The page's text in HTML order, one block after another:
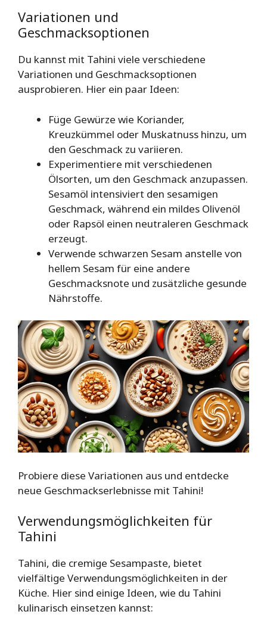
Variationen und
Geschmacksoptionen
Du kannst mit Tahini viele verschiedene
Variationen und Geschmacksoptionen
ausprobieren. Hier ein paar Ideen:
Füge Gewürze wie Koriander,
Kreuzkümmel oder Muskatnuss hinzu, um
den Geschmack zu variieren.
Experimentiere mit verschiedenen
Ölsorten, um den Geschmack anzupassen.
Sesamöl intensiviert den sesamigen
Geschmack, während ein mildes Olivenöl
oder Rapsöl einen neutraleren Geschmack
erzeugt.
Verwende schwarzen Sesam anstelle von
hellem Sesam für eine andere
Geschmacksnote und zusätzliche gesunde
Nährstoffe.
Probiere diese Variationen aus und entdecke
neue Geschmackserlebnisse mit Tahini!
Verwendungsmöglichkeiten für
Tahini
Tahini, die cremige Sesampaste, bietet
vielfältige Verwendungsmöglichkeiten in der
Küche. Hier sind einige Ideen, wie du Tahini
kulinarisch einsetzen kannst: